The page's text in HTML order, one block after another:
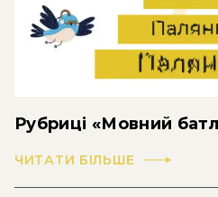
Рубриці «Мовний
ЧИТАТИ БІЛЬШЕ